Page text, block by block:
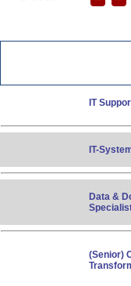
IT
IT-
Data &
(Senior)